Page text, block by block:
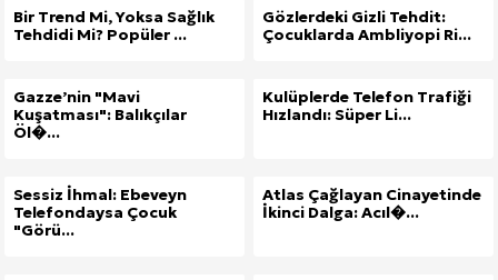
Bir Trend Mi, Yoksa Sağlık
Tehdidi Mi? Popüler ...
Gözlerdeki Gizli Tehdit:
Çocuklarda Ambliyopi Ri...
Gazze’nin "Mavi
Kuşatması": Balıkçılar
Öl�...
Kulüplerde Telefon Trafiği
Hızlandı: Süper Li...
Sessiz İhmal: Ebeveyn
Telefondaysa Çocuk
"Görü...
Atlas Çağlayan Cinayetinde
İkinci Dalga: Acıl�...